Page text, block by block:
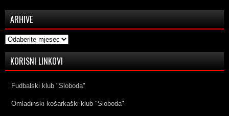
ARHIVE
Arhive
KORISNI LINKOVI
Fudbalski klub "Sloboda"
Omladinski košarkaški klub "Sloboda"